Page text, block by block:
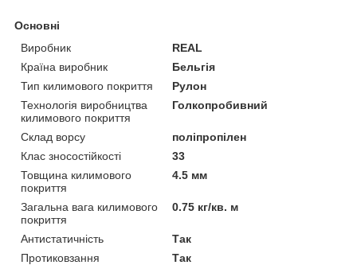
Основні
Виробник
REAL
Країна виробник
Бельгія
Тип килимового покриття
Рулон
Технологія виробництва
килимового покриття
Голкопробивний
Склад ворсу
поліпропілен
Клас зносостійкості
33
Товщина килимового
покриття
4.5 мм
Загальна вага килимового
покриття
0.75 кг/кв. м
Антистатичність
Так
Протиковзання
Так